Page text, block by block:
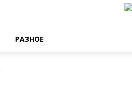
РАЗНОЕ